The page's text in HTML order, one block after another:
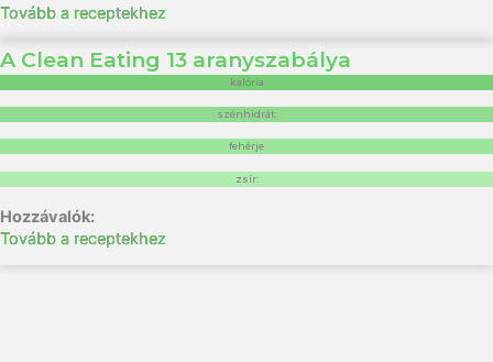
Tovább a receptekhez
A Clean Eating 13 aranyszabálya
kalória
szénhidrát:
fehérje
zsír:
Tovább a receptekhez